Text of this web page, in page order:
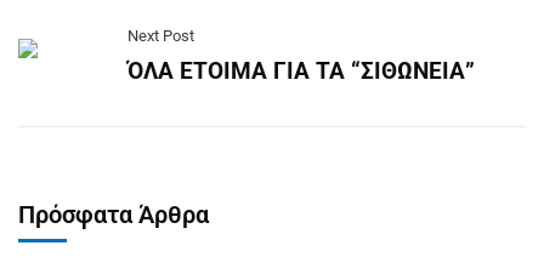
Next Post
ΌΛΑ ΕΤΟΙΜΑ ΓΙΑ ΤΑ “ΣΙΘΩΝΕΙΑ”
Πρόσφατα Άρθρα